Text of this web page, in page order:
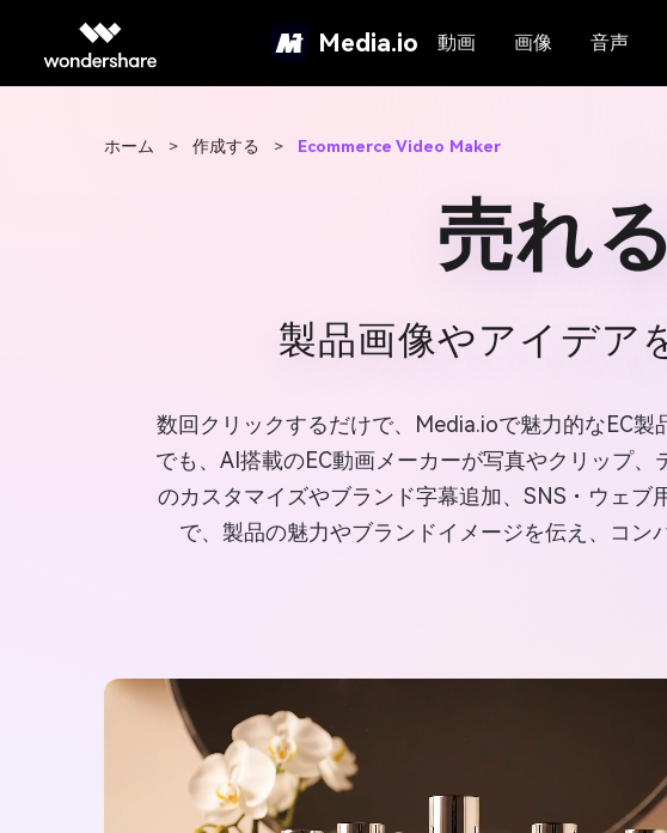
Media.io 動画 画像 音声
ホーム > 作成する > Ecommerce Video Maker
売れ
製品画像やアイデア
数回クリックするだけで、Media.ioで魅力的なEC
でも、AI搭載のEC動画メーカーが写真やクリップ
のカスタマイズやブランド字幕追加、SNS・ウェ
で、製品の魅力やブランドイメージを伝え、コン